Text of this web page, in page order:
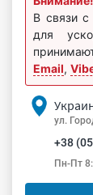
В связи с
для
Email,
ул.
+38
Пн-Пт